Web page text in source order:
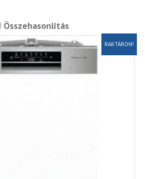
Összehasonlítás
RAKTÁRON!